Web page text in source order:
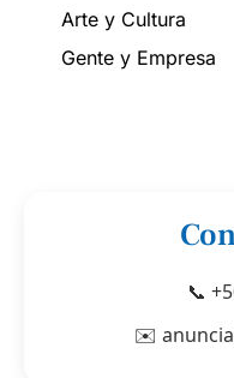
Arte y Cultura
Gente y Empresa
📞
✉️